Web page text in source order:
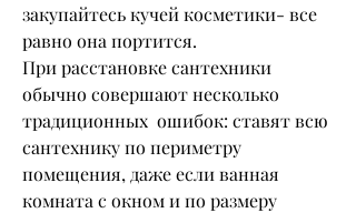
закупайтесь кучей косметики- все
равно она портится.
При расстановке сантехники
обычно совершают несколько
традиционных  ошибок: ставят всю
сантехнику по периметру
помещения, даже если ванная
комната с окном и по размеру